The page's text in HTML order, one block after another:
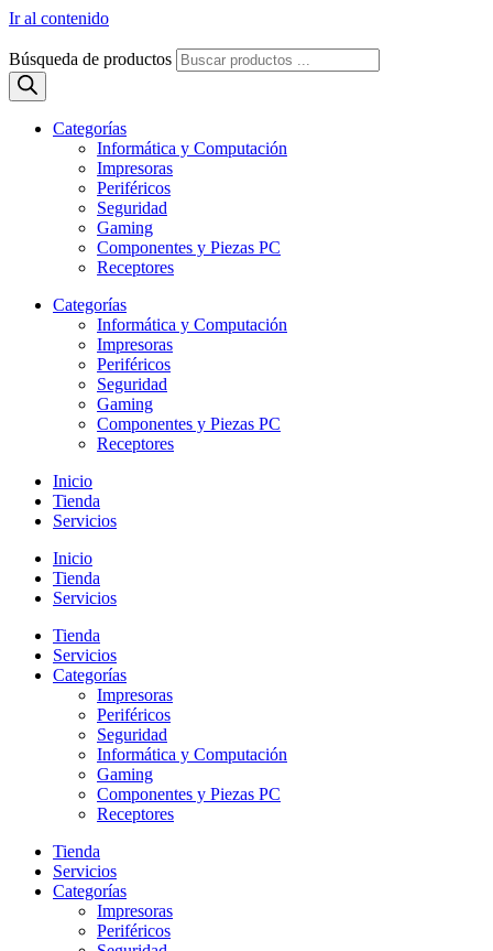
Ir al contenido
Búsqueda de productos
Categorías
Informática y Computación
Impresoras
Periféricos
Seguridad
Gaming
Componentes y Piezas PC
Receptores
Categorías
Informática y Computación
Impresoras
Periféricos
Seguridad
Gaming
Componentes y Piezas PC
Receptores
Inicio
Tienda
Servicios
Inicio
Tienda
Servicios
Tienda
Servicios
Categorías
Impresoras
Periféricos
Seguridad
Informática y Computación
Gaming
Componentes y Piezas PC
Receptores
Tienda
Servicios
Categorías
Impresoras
Periféricos